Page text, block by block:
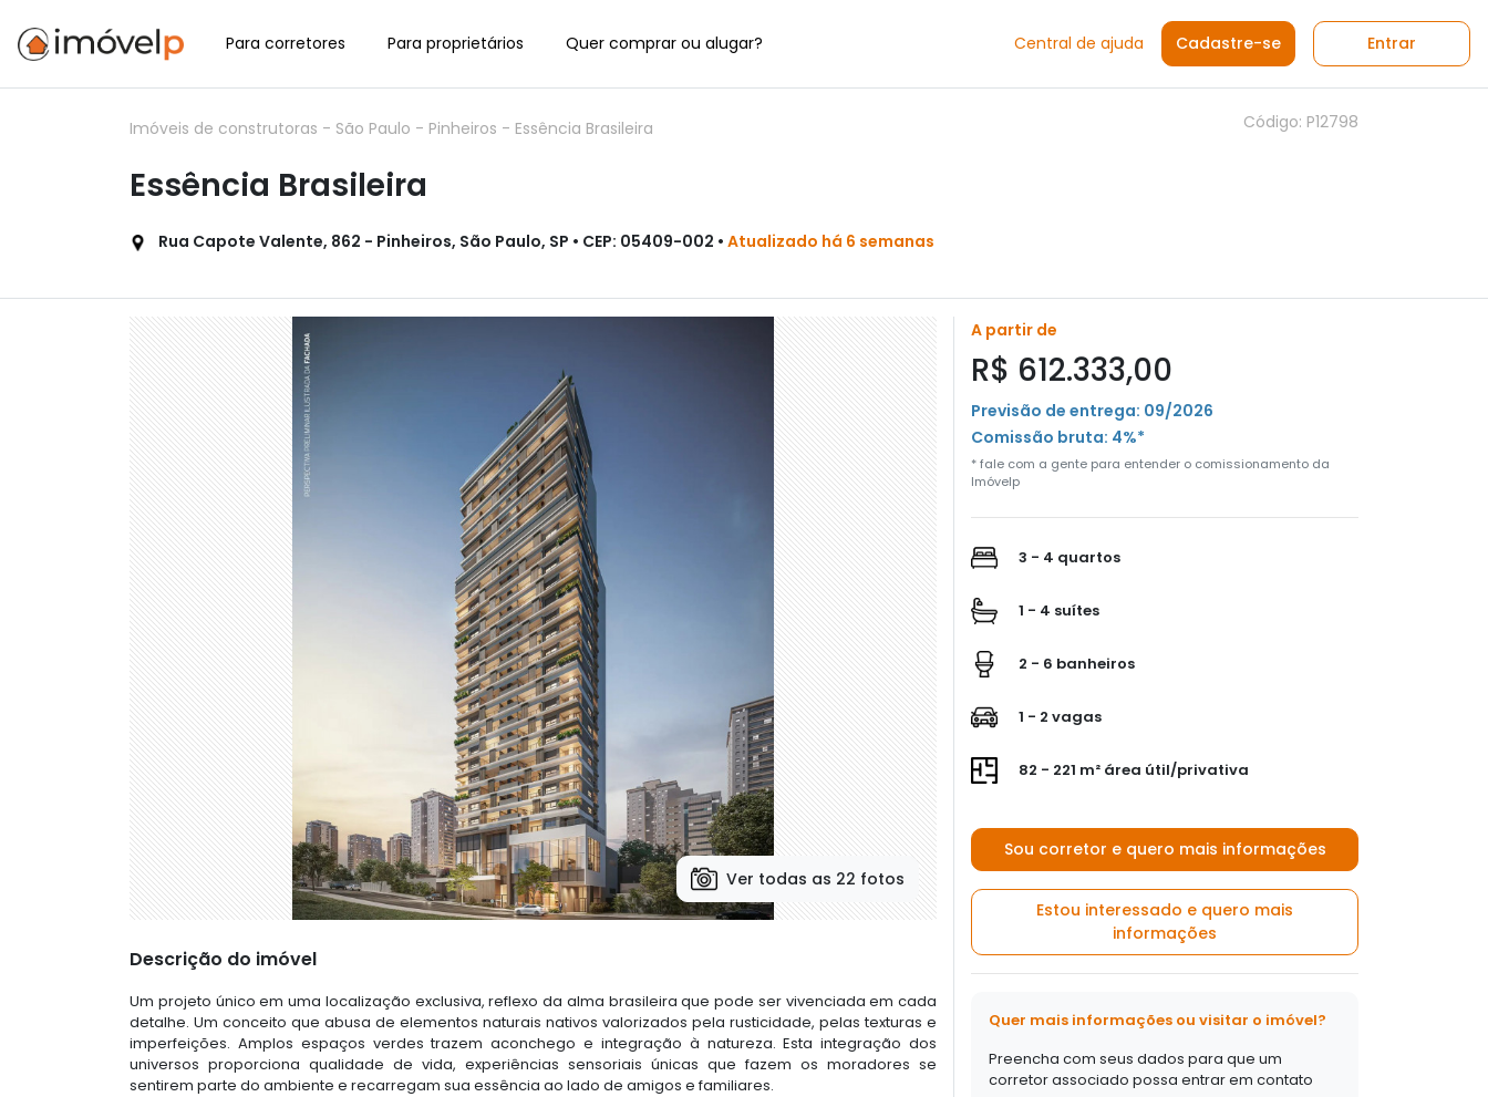
Para corretores Para proprietários Quer comprar ou alugar? Central de ajuda Cadastre-se Entrar
Imóveis de construtoras - São Paulo - Pinheiros - Essência Brasileira Código: P12798
Essência Brasileira
Rua Capote Valente, 862 - Pinheiros, São Paulo, SP • CEP: 05409-002 • Atualizado há 6 semanas
Ver todas as 22 fotos
Descrição do imóvel
Um projeto único em uma localização exclusiva, reflexo da alma brasileira que pode ser vivenciada em cada
detalhe. Um conceito que abusa de elementos naturais nativos valorizados pela rusticidade, pelas texturas e
imperfeições. Amplos espaços verdes trazem aconchego e integração à natureza. Esta integração dos
universos proporciona qualidade de vida, experiências sensoriais únicas que fazem os moradores se
sentirem parte do ambiente e recarregam sua essência ao lado de amigos e familiares.
A partir de
R$ 612.333,00
Previsão de entrega: 09/2026
Comissão bruta: 4%*
* fale com a gente para entender o comissionamento da
Imóvelp
3 - 4 quartos
1 - 4 suítes
2 - 6 banheiros
1 - 2 vagas
82 - 221 m² área útil/privativa
Sou corretor e quero mais informações
Estou interessado e quero mais
informações
Quer mais informações ou visitar o imóvel?
Preencha com seus dados para que um
corretor associado possa entrar em contato